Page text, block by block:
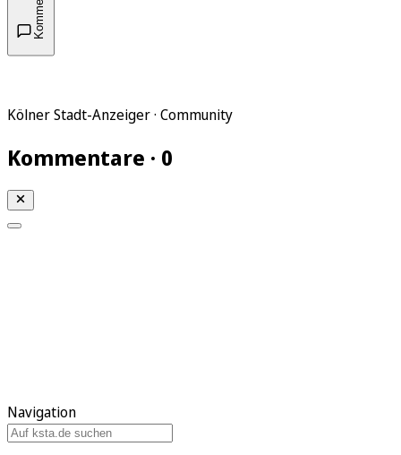
Kölner Stadt-Anzeiger · Community
Kommentare · 0
Navigation